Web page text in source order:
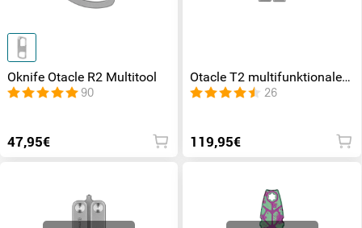
Oknife Otacle R2 Multitool
90
47,95€
Otacle T2 multifunktionaler
Butterfly-Kamm aus Titan
26
119,95€